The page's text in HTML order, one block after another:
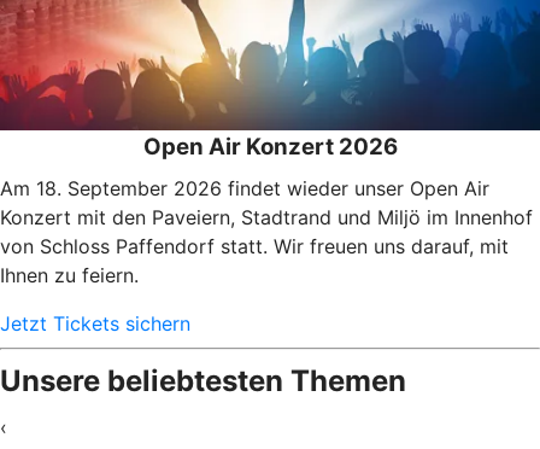
Open Air Konzert 2026
Am 18. September 2026 findet wieder unser Open Air
Konzert mit den Paveiern, Stadtrand und Miljö im Innenhof
von Schloss Paffendorf statt. Wir freuen uns darauf, mit
Ihnen zu feiern.
Jetzt Tickets sichern
Unsere beliebtesten Themen
‹